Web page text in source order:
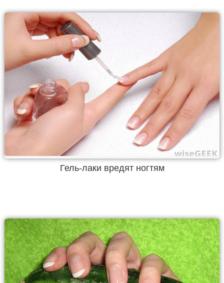
Гель-лаки вредят ногтям